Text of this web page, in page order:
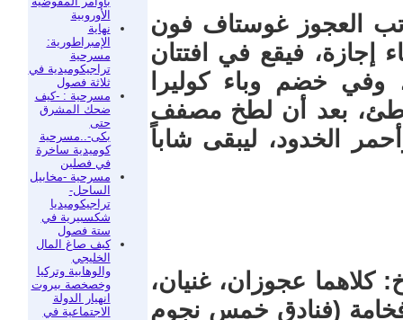
الأوروبية
نهاية
الإمبراطورية:
مسرحية
تراجيكوميدية في
ثلاثة فصول
مسرحية : -كيف
ضحك المشرق
حتى
بكى-..مسرحية
كوميدية ساخرة
في فصلين
مسرحية -مخابيل
الساحل-
تراجيكوميديا
شكسبيرية في
ستة فصول
كيف صاغ المال
الخليجي
والوهابية وتركيا
وخصخصة بيروت
انهيار الدولة
الاجتماعية في
العجوز غوستاف فون
إجازة، فيقع في افتتان
خضم وباء كوليرا
بعد أن لطخ مصفف
الخدود، ليبقى شاباً
كلاهما عجوزان، غنيان،
فخامة (فنادق خمس نجوم